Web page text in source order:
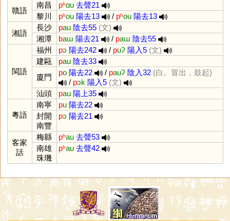
贛語
南昌 pʰɑu 去聲21
黎川
pʰou 陽去13 / pʰou 陽去13
湘語
長沙 pau 陰去55 (文)
湘潭
baɯ 陽去21 / paɯ 陰去55
閩語
福州 pɔ 陽去242 / puʔ 陽入5 (文)
建甌
pau 陰去33
廈門
po 陽去22 / pauʔ 陰入32 (白。冒出，鼓起)
/ pɔk 陽入5 (文)
汕頭
pau 陽上35
粵語
南寧 pu 陽去22
封開
南豐
pɔ 陽去21
客家
話
梅縣 pʰau 去聲53
南雄
珠璣
pʰau 去聲42